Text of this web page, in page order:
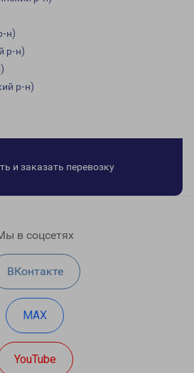
н)
р-н)
р-н)
и заказать перевозку
в соцсетях
ВКонтакте
MAX
YouTube